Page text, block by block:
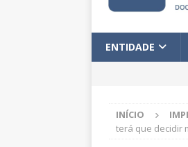
ENTIDADE
INÍCIO
terá que decidir